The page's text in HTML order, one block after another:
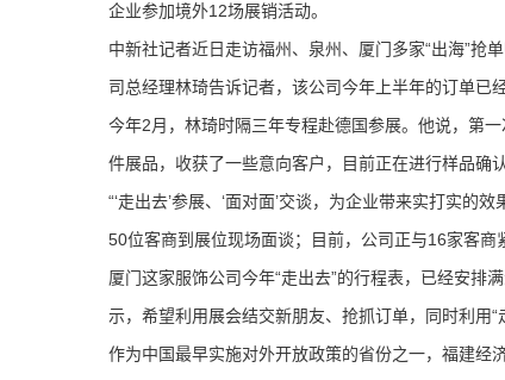
企业参加境外12场展销活动。
中新社记者近日走访福州、泉州、厦门多家“出海”抢
司总经理林琦告诉记者，该公司今年上半年的订单已
今年2月，林琦时隔三年专程赴德国参展。他说，第
件展品，收获了一些意向客户，目前正在进行样品确认
“‘走出去’参展、‘面对面’交谈，为企业带来实打实
50位客商到展位现场面谈；目前，公司正与16家客商
厦门这家服饰公司今年“走出去”的行程表，已经安排
示，希望利用展会结交新朋友、抢抓订单，同时利用“
作为中国最早实施对外开放政策的省份之一，福建经